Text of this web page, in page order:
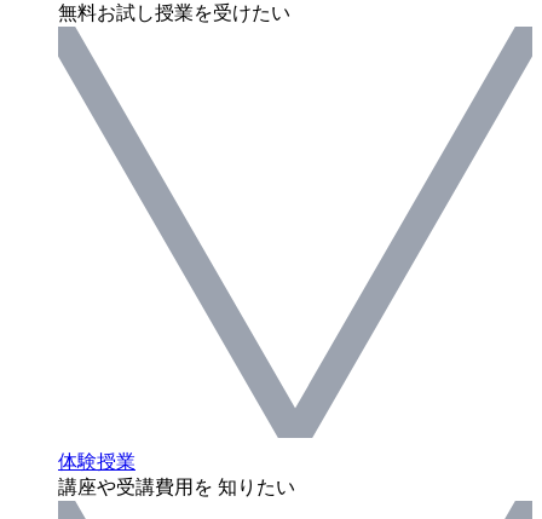
無料お試し授業を受けたい
体験授業
講座や受講費用を 知りたい